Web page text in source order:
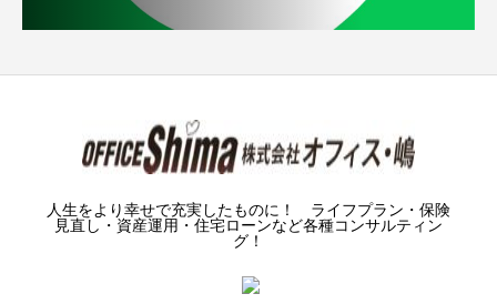
人生をより幸せで充実したものに！ ライフプラン・保険
見直し・資産運用・住宅ローンなど各種コンサルティン
グ！